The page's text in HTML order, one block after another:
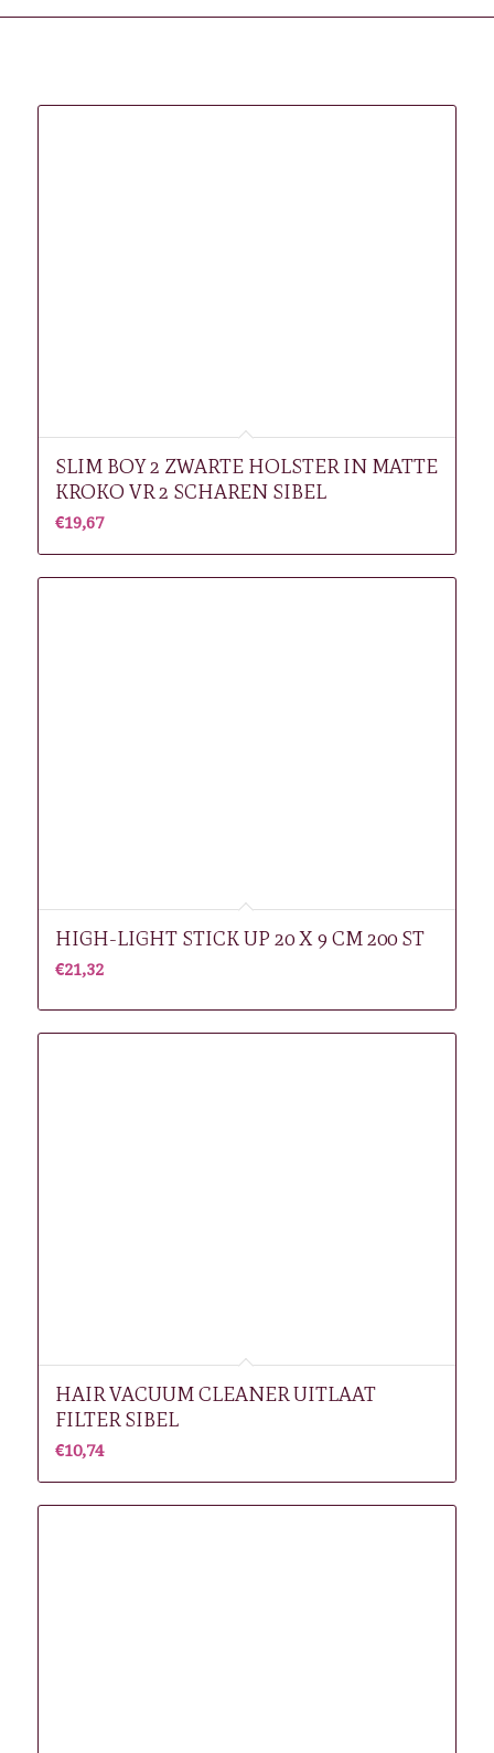
SLIM BOY 2 ZWARTE HOLSTER IN MATTE
KROKO VR 2 SCHAREN SIBEL
€19,67
HIGH-LIGHT STICK UP 20 X 9 CM 200 ST
€21,32
HAIR VACUUM CLEANER UITLAAT
FILTER SIBEL
€10,74